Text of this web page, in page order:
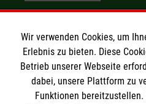
Wir Malteser
Wir Malteser
Wir verwenden Cookies, um
Erlebnis zu bieten. Diese
Betrieb unserer Webseite
dabei, unsere Plattform zu
Funktionen